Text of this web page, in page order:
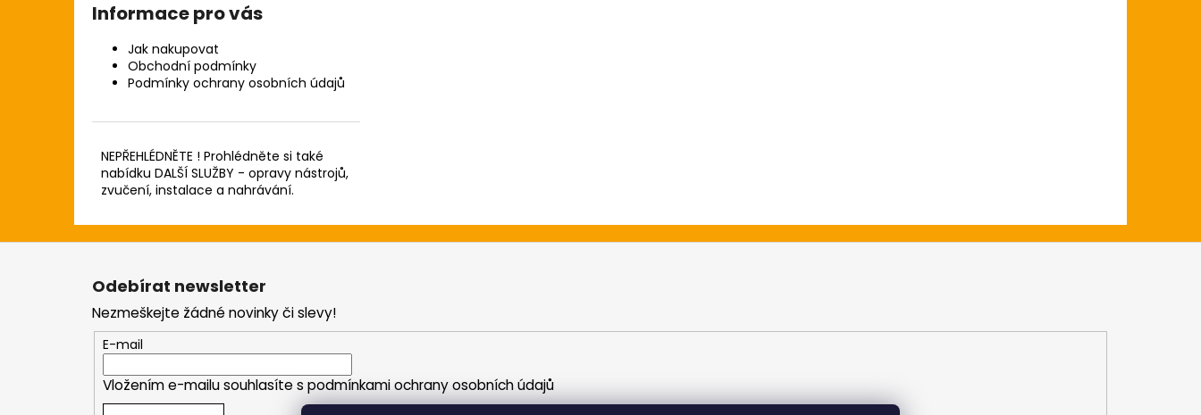
Informace pro vás
Jak nakupovat
Obchodní podmínky
Podmínky ochrany osobních údajů
NEPŘEHLÉDNĚTE ! Prohlédněte si také
nabídku DALŠÍ SLUŽBY - opravy nástrojů,
zvučení, instalace a nahrávání.
Odebírat newsletter
Nezmeškejte žádné novinky či slevy!
E-mail
Vložením e-mailu souhlasíte spodmínkami ochrany osobních údajů